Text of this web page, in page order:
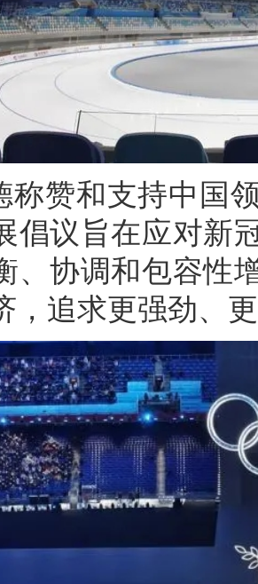
称赞和支持中国
倡议旨在应对新
、协调和包容性
，追求更强劲、